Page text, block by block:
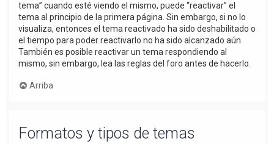
tema” cuando esté viendo el mismo, puede “reactivar” el
tema al principio de la primera página. Sin embargo, si no lo
visualiza, entonces el tema reactivado ha sido deshabilitado o
el tiempo para poder reactivarlo no ha sido alcanzado aún.
También es posible reactivar un tema respondiendo al
mismo, sin embargo, lea las reglas del foro antes de hacerlo.
Arriba
Formatos y tipos de temas